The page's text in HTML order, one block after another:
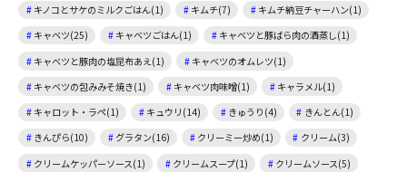
キノコとサケのミルクごはん(1)
キムチ(7)
キムチ納豆チャーハン(1)
キャベツ(25)
キャベツごはん(1)
キャベツと豚ばら肉の酒蒸し(1)
キャベツと豚肉の塩昆布あえ(1)
キャベツのオムレツ(1)
キャベツの包みみそ焼き(1)
キャベツ肉味噌(1)
キャラメル(1)
キャロット・ラペ(1)
キュウリ(14) きゅうり(4)
きんとん(1)
きんぴら(10)
グラタン(16) クリーミー炒め(1)
クリーム(3)
クリームケッパーソース(1)
クリームスープ(1)
クリームソース(5)